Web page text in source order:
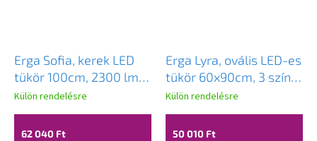
Erga Sofia, kerek LED
tükör 100cm, 2300 lm, 3
világos szín, ERG-V01-
207-1010
Külön rendelésre
62 040 Ft
Erga Lyra, ovális LED-es
tükör 60x90cm, 3 színű
fény, első és hátsó
világítás, páramentes
fűtőbetét, ERG-V01-
Külön rendelésre
50 010 Ft